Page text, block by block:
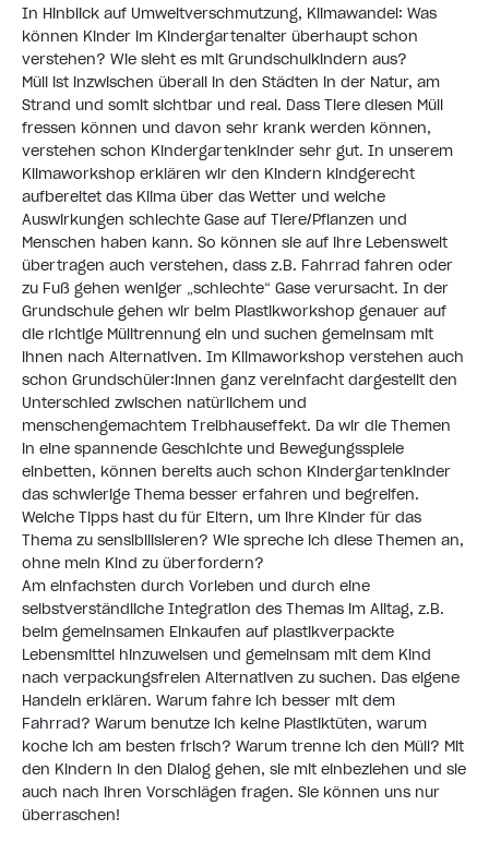
In Hinblick auf Umweltverschmutzung, Klimawandel: Was
können Kinder im Kindergartenalter überhaupt schon
verstehen? Wie sieht es mit Grundschulkindern aus?
Müll ist inzwischen überall in den Städten in der Natur, am
Strand und somit sichtbar und real. Dass Tiere diesen Müll
fressen können und davon sehr krank werden können,
verstehen schon Kindergartenkinder sehr gut. In unserem
Klimaworkshop erklären wir den Kindern kindgerecht
aufbereitet das Klima über das Wetter und welche
Auswirkungen schlechte Gase auf Tiere/Pflanzen und
Menschen haben kann. So können sie auf ihre Lebenswelt
übertragen auch verstehen, dass z.B. Fahrrad fahren oder
zu Fuß gehen weniger „schlechte“ Gase verursacht. In der
Grundschule gehen wir beim Plastikworkshop genauer auf
die richtige Mülltrennung ein und suchen gemeinsam mit
ihnen nach Alternativen. Im Klimaworkshop verstehen auch
schon Grundschüler:innen ganz vereinfacht dargestellt den
Unterschied zwischen natürlichem und
menschengemachtem Treibhauseffekt. Da wir die Themen
in eine spannende Geschichte und Bewegungsspiele
einbetten, können bereits auch schon Kindergartenkinder
das schwierige Thema besser erfahren und begreifen.
Welche Tipps hast du für Eltern, um ihre Kinder für das
Thema zu sensibilisieren? Wie spreche ich diese Themen an,
ohne mein Kind zu überfordern?
Am einfachsten durch Vorleben und durch eine
selbstverständliche Integration des Themas im Alltag, z.B.
beim gemeinsamen Einkaufen auf plastikverpackte
Lebensmittel hinzuweisen und gemeinsam mit dem Kind
nach verpackungsfreien Alternativen zu suchen. Das eigene
Handeln erklären. Warum fahre ich besser mit dem
Fahrrad? Warum benutze ich keine Plastiktüten, warum
koche ich am besten frisch? Warum trenne ich den Müll? Mit
den Kindern in den Dialog gehen, sie mit einbeziehen und sie
auch nach ihren Vorschlägen fragen. Sie können uns nur
überraschen!